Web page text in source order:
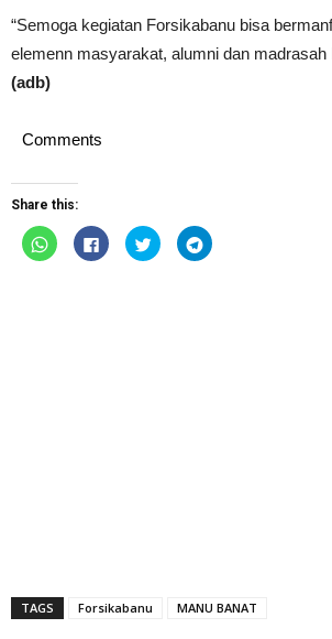
“Semoga kegiatan Forsikabanu bisa
elemenn masyarakat, alumni dan madrasah
(adb)
Comments
Share this:
Click
to
share
Click
to
share
Click
to
share
Click
to
TAGS Forsikabanu MANU BANAT